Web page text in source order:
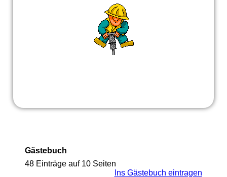
Gästebuch
48 Einträge auf 10 Seiten
Ins Gästebuch eintragen